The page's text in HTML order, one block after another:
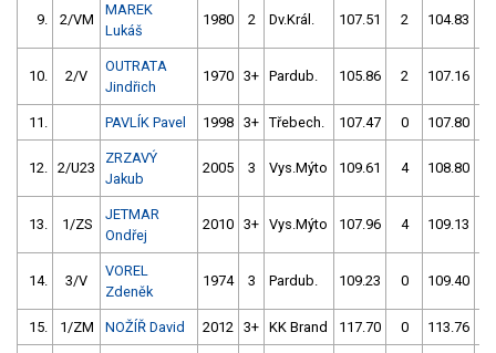
9. 2/VM
MAREK
Lukáš
1980 2 Dv.Král. 107.51 2 104.83
10. 2/V
OUTRATA
Jindřich
1970 3+ Pardub. 105.86 2 107.16
11. PAVLÍK Pavel 1998 3+ Třebech. 107.47 0 107.80
12. 2/U23
ZRZAVÝ
Jakub
2005 3 Vys.Mýto 109.61 4 108.80
13. 1/ZS
JETMAR
Ondřej
2010 3+ Vys.Mýto 107.96 4 109.13
14. 3/V
VOREL
Zdeněk
1974 3 Pardub. 109.23 0 109.40
15. 1/ZM NOŽÍŘ David 2012 3+ KK Brand 117.70 0 113.76